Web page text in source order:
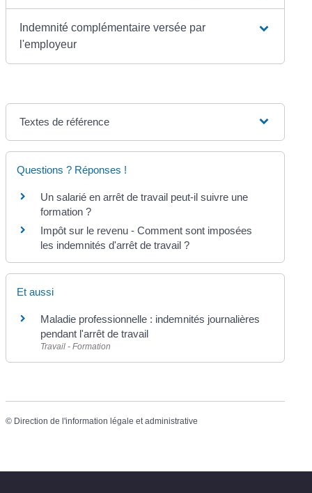
Indemnité complémentaire versée par
l'employeur
Textes de référence
Questions ? Réponses !
Un salarié en arrêt de travail peut-il suivre une
formation ?
Impôt sur le revenu - Comment sont imposées
les indemnités d'arrêt de travail ?
Et aussi
Maladie professionnelle : indemnités journalières
pendant l'arrêt de travail
Travail - Formation
© Direction de l'information légale et administrative